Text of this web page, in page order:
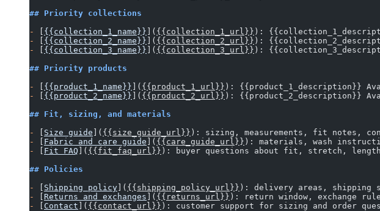
## Priority collections
-
{{collection_1_name}} ]( {{collection_1_url}} ):
-
{{collection_2_name}} ]( {{collection_2_url}} ):
-
{{collection_3_name}} ]( {{collection_3_url}} ):
## Priority products
-
{{product_1_name}} ]( {{product_1_url}} ): {{product_1_description}}
-
{{product_2_name}} ]( {{product_2_url}} ): {{product_2_description}}
## Fit, sizing, and materials
-
Size guide ]( {{size_guide_url}} ): sizing, measurements, fit notes,
-
Fabric and care guide ]( {{care_guide_url}} ): materials, wash
-
Fit FAQ ]( {{fit_faq_url}} ): buyer questions about fit, stretch,
## Policies
-
Shipping policy ]( {{shipping_policy_url}} ): delivery areas, shipping
-
Returns and exchanges ]( {{returns_url}} ): return window, exchange
-
Contact ]( {{contact_url}} ): customer support for sizing and order